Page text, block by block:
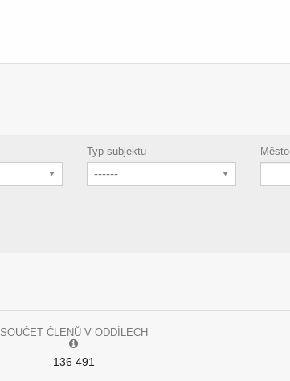
Typ subjektu
------
Město
SOUČET ČLENŮ V ODDÍLECH
136 491